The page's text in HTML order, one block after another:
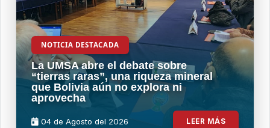
NOTICIA DESTACADA
La UMSA abre el debate sobre
“tierras raras”, una riqueza mineral
que Bolivia aún no explora ni
aprovecha
04 de Agosto del 2026 LEER MÁS